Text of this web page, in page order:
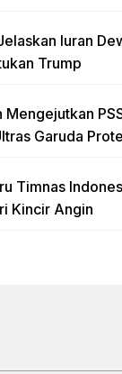
Iuran
Trump
Mengejutkan
Garuda
Timnas
Kincir Angin